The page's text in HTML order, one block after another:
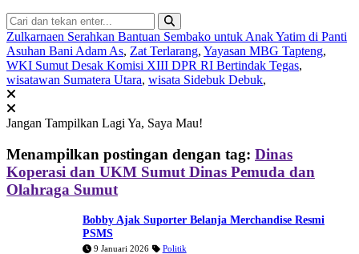
Zulkarnaen Serahkan Bantuan Sembako untuk Anak Yatim di Panti
Asuhan Bani Adam As, Zat Terlarang, Yayasan MBG Tapteng,
WKI Sumut Desak Komisi XIII DPR RI Bertindak Tegas,
wisatawan Sumatera Utara, wisata Sidebuk Debuk,
Jangan Tampilkan Lagi Ya, Saya Mau!
Menampilkan postingan dengan tag: Dinas
Koperasi dan UKM Sumut Dinas Pemuda dan
Olahraga Sumut
Bobby Ajak Suporter Belanja Merchandise Resmi
PSMS
9 Januari 2026 Politik